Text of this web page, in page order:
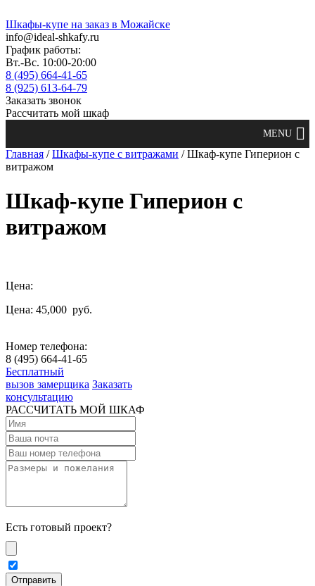
Шкафы-купе на заказ в Можайске
info@ideal-shkafy.ru
График работы:
Вт.-Вс. 10:00-20:00
8 (495) 664-41-65
8 (925) 613-64-79
Заказать звонок
Рассчитать мой шкаф
Главная /Шкафы-купе с витражами / Шкаф-купе Гиперион с
витражом
Шкаф-купе Гиперион с
витражом
Цена:
Цена: 45,000 руб.
Номер телефона:
8 (495) 664-41-65
Бесплатный
вызов замерщика Заказать
консультацию
РАССЧИТАТЬ МОЙ ШКАФ
Есть готовый проект?